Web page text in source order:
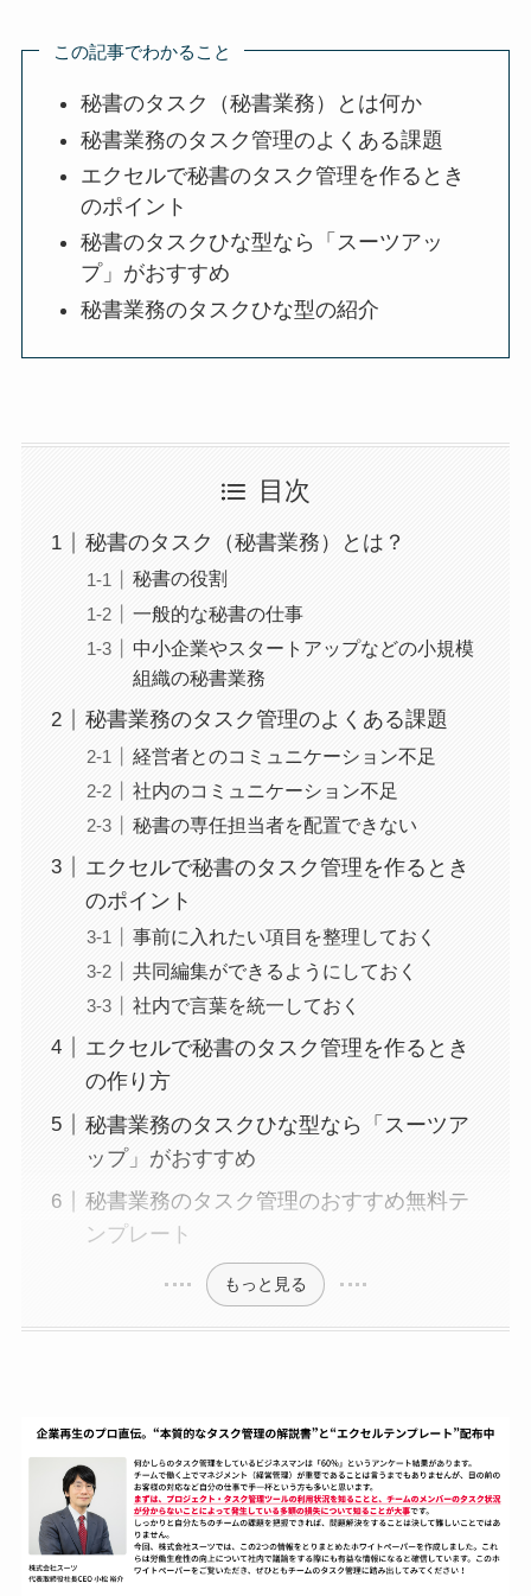
この記事でわかること
秘書のタスク（秘書業務）とは何か
秘書業務のタスク管理のよくある課題
エクセルで秘書のタスク管理を作るとき
のポイント
秘書のタスクひな型なら「スーツアッ
プ」がおすすめ
秘書業務のタスクひな型の紹介
目次
秘書のタスク（秘書業務）とは？
秘書の役割
一般的な秘書の仕事
中小企業やスタートアップなどの小規模
組織の秘書業務
秘書業務のタスク管理のよくある課題
経営者とのコミュニケーション不足
社内のコミュニケーション不足
秘書の専任担当者を配置できない
エクセルで秘書のタスク管理を作るとき
のポイント
事前に入れたい項目を整理しておく
共同編集ができるようにしておく
社内で言葉を統一しておく
エクセルで秘書のタスク管理を作るとき
の作り方
秘書業務のタスクひな型なら「スーツア
ップ」がおすすめ
秘書業務のタスク管理のおすすめ無料テ
ンプレート
もっと見る